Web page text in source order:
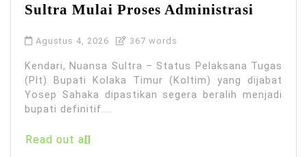
Sultra Mulai Proses Administrasi
Agustus 4, 2026 367 words
Kendari, Nuansa Sultra – Status Pelaksana Tugas
(Plt) Bupati Kolaka Timur (Koltim) yang dijabat
Yosep Sahaka dipastikan segera beralih menjadi
bupati definitif....
Read out all